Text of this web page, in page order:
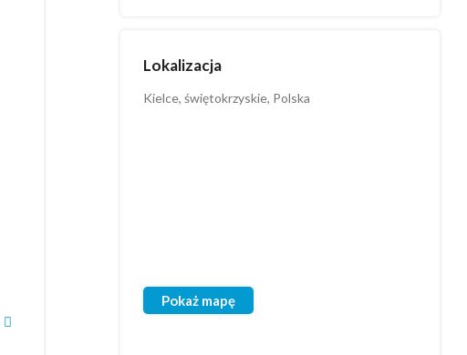
Lokalizacja
Kielce, świętokrzyskie, Polska
Pokaż mapę